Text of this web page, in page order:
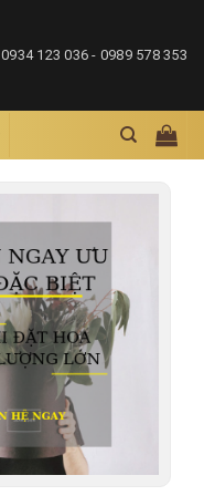
0934 123 036 - 0989 578 353